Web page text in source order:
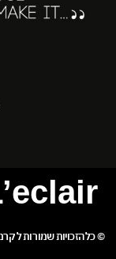
© כל הזכויות שמורות ל